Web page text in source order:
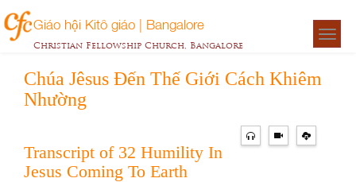
Giáo hội Kitô giáo | Bangalore
Christian Fellowship Church, Bangalore
Chúa Jêsus Đến Thế Giới Cách Khiêm
Nhường
Transcript of 32 Humility In
Jesus Coming To Earth